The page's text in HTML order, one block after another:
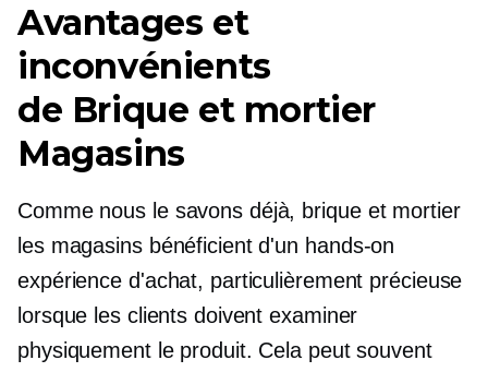
Avantages et
inconvénients
de Brique et mortier
Magasins
Comme nous le savons déjà, brique et mortier
les magasins bénéficient d'un hands-on
expérience d'achat, particulièrement précieuse
lorsque les clients doivent examiner
physiquement le produit. Cela peut souvent